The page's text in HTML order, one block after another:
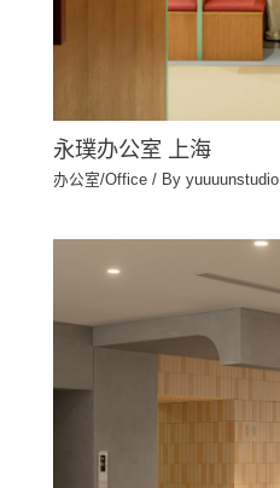
永璞办公室 上海
办公室/Office / Byyuuuunstudio